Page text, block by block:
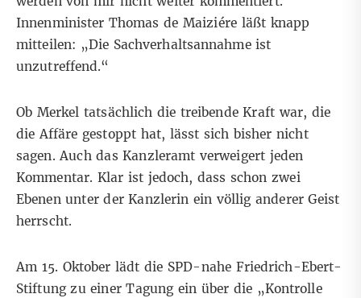
Innenminister Thomas de Maiziére läßt knapp
mitteilen: „Die Sachverhaltsannahme ist
unzutreffend.“
Ob Merkel tatsächlich die treibende Kraft war, die
die Affäre gestoppt hat, lässt sich bisher nicht
sagen. Auch das Kanzleramt verweigert jeden
Kommentar. Klar ist jedoch, dass schon zwei
Ebenen unter der Kanzlerin ein völlig anderer Geist
herrscht.
Am 15. Oktober lädt die SPD-nahe Friedrich-Ebert-
Stiftung zu einer Tagung ein über die „Kontrolle